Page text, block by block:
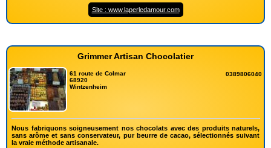
Site : www.laperledamour.com
Grimmer Artisan Chocolatier
61 route de Colmar
68920
Wintzenheim
0389806040
Nous fabriquons soigneusement nos chocolats avec des produits naturels,
sans arôme et sans conservateur, pur beurre de cacao, sélectionnés suivant
la vraie méthode artisanale.